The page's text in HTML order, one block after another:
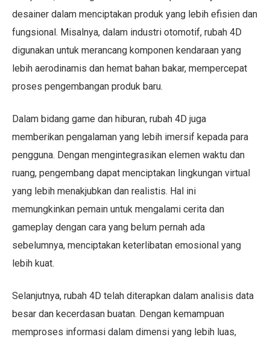
desainer dalam menciptakan produk yang lebih efisien dan
fungsional. Misalnya, dalam industri otomotif, rubah 4D
digunakan untuk merancang komponen kendaraan yang
lebih aerodinamis dan hemat bahan bakar, mempercepat
proses pengembangan produk baru.
Dalam bidang game dan hiburan, rubah 4D juga
memberikan pengalaman yang lebih imersif kepada para
pengguna. Dengan mengintegrasikan elemen waktu dan
ruang, pengembang dapat menciptakan lingkungan virtual
yang lebih menakjubkan dan realistis. Hal ini
memungkinkan pemain untuk mengalami cerita dan
gameplay dengan cara yang belum pernah ada
sebelumnya, menciptakan keterlibatan emosional yang
lebih kuat.
Selanjutnya, rubah 4D telah diterapkan dalam analisis data
besar dan kecerdasan buatan. Dengan kemampuan
memproses informasi dalam dimensi yang lebih luas,